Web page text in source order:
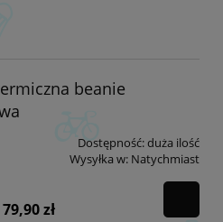
beanie
Dostępność:duża ilość
Wysyłka w: Natychmiast
79,90 zł